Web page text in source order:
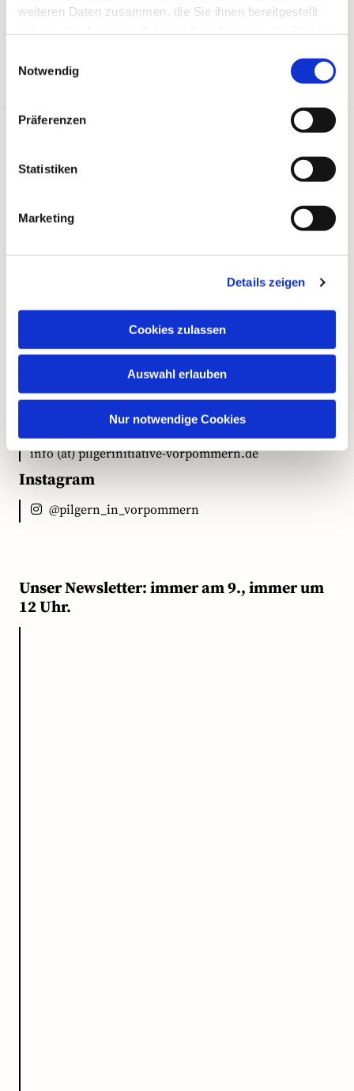
weiteren Daten zusammen, die Sie ihnen bereitgestellt
Notwendig
Präferenzen
Statistiken
Marketing
Details zeigen
Cookies zulassen
Auswahl erlauben
Nur notwendige Cookies
Kontakt
Anschrift
Ökumenische Pilgerinitiative Vorpommern e.V.
Clementstr. 1
18528 Bergen auf Rügen
Germany
info (at) pilgerinitiative-vorpommern.de
Instagram
@pilgern_in_vorpommern
Unser Newsletter: immer am 9., immer um
12 Uhr.